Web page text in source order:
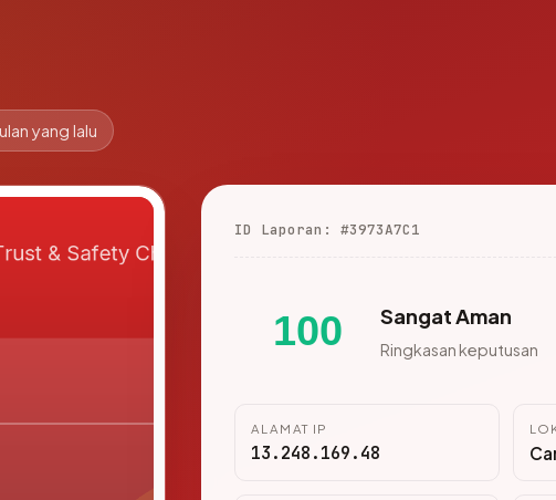
yang lalu
ID Laporan: #3973A7C1
100 Sangat Aman
Ringkasan keputusan
ALAMAT IP
13.248.169.48